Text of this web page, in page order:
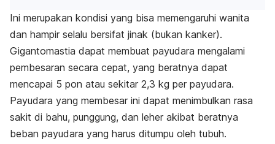
Ini merupakan kondisi yang bisa memengaruhi wanita
dan hampir selalu bersifat jinak (bukan kanker).
Gigantomastia dapat membuat payudara mengalami
pembesaran secara cepat, yang beratnya dapat
mencapai 5 pon atau sekitar 2,3 kg per payudara.
Payudara yang membesar ini dapat menimbulkan rasa
sakit di bahu, punggung, dan leher akibat beratnya
beban payudara yang harus ditumpu oleh tubuh.